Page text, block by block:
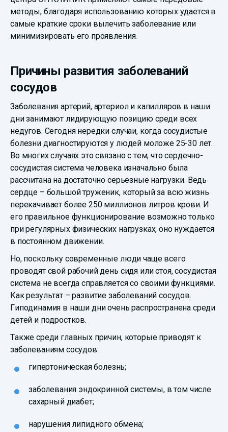
методы, благодаря использованию которых удается в
самые краткие сроки вылечить заболевание или
минимизировать его проявления.
Причины развития заболеваний
сосудов
Заболевания артерий, артериол и капилляров в наши
дни занимают лидирующую позицию среди всех
недугов. Сегодня нередки случаи, когда сосудистые
болезни диагностируются у людей моложе 25-30 лет.
Во многих случаях это связано с тем, что сердечно-
сосудистая система человека изначально была
рассчитана на достаточно серьезные нагрузки. Ведь
сердце – большой труженик, который за всю жизнь
перекачивает более 250 миллионов литров крови. И
его правильное функционирование возможно только
при регулярных физических нагрузках, оно нуждается
в постоянном движении.
Но, поскольку современные люди чаще всего
проводят свой рабочий день сидя или стоя, сосудистая
система не всегда справляется со своими функциями.
Как результат – развитие заболеваний сосудов.
Гиподинамия в наши дни очень распространена среди
детей и подростков.
Также среди главных причин, которые приводят к
заболеваниям сосудов:
гипертоническая болезнь;
заболевания эндокринной системы, в том числе
сахарный диабет;
нарушения липидного обмена;